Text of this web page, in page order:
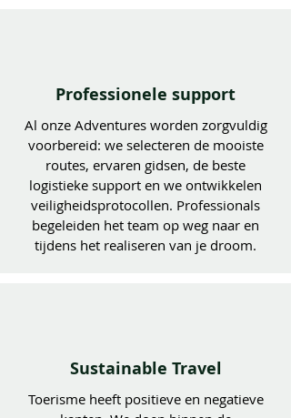
Professionele support
Al onze Adventures worden zorgvuldig
voorbereid: we selecteren de mooiste
routes, ervaren gidsen, de beste
logistieke support en we ontwikkelen
veiligheidsprotocollen. Professionals
begeleiden het team op weg naar en
tijdens het realiseren van je droom.
Sustainable Travel
Toerisme heeft positieve en negatieve